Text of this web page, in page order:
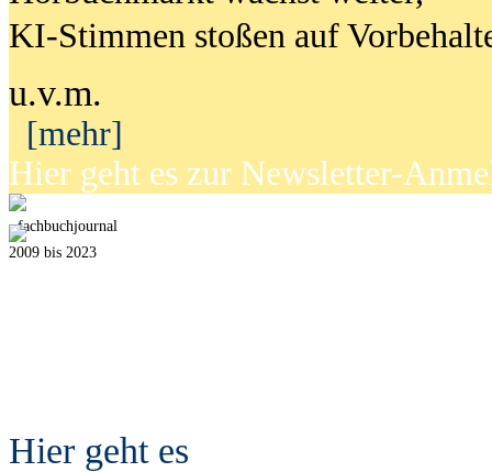
KI-Stimmen stoßen auf
u.v.m.
[mehr]
Hier geht es zur Newsletter-
fachbuchjournal
2009 bis 2023
Hier geht es